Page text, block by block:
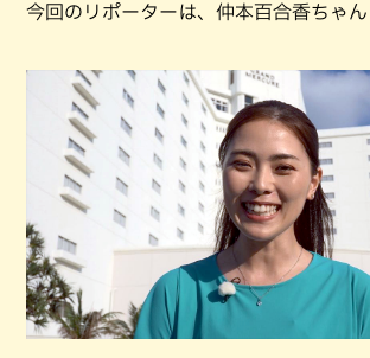
今回のリポーターは、仲本百合香ちゃん